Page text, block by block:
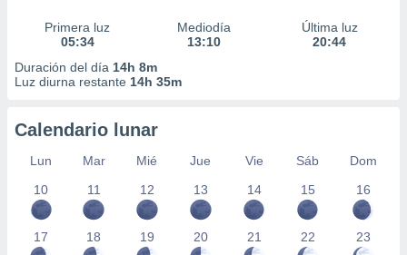
Primera luz
05:34
Mediodía
13:10
Última luz
20:44
Duración del día 14h 8m
Luz diurna restante 14h 35m
Calendario lunar
Lun Mar Mié Jue Vie Sáb
Dom
10
11 12 13 14 15 16
17 18 19 20 21 22 23